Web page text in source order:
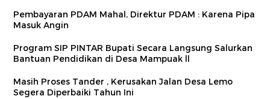
Pembayaran PDAM Mahal, Direktur PDAM : Karena Pipa
Masuk Angin
Program SIP PINTAR Bupati Secara Langsung Salurkan
Bantuan Pendidikan di Desa Mampuak ll
Masih Proses Tander , Kerusakan Jalan Desa Lemo
Segera Diperbaiki Tahun Ini